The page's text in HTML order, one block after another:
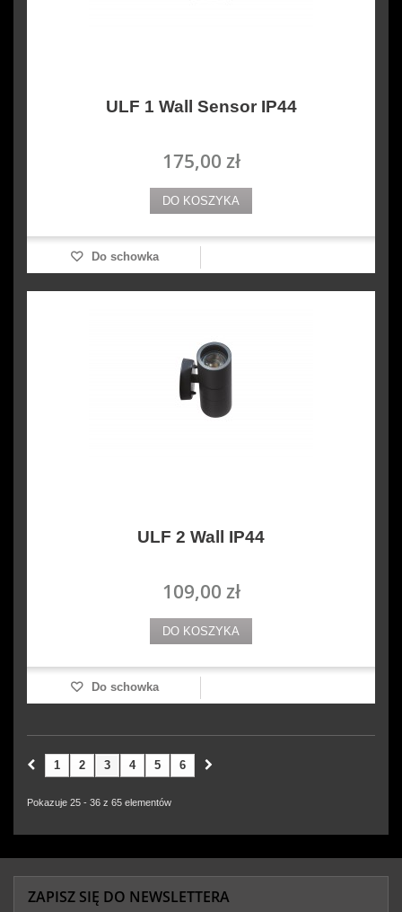
ULF 1 Wall Sensor IP44
175,00 zł
DO KOSZYKA
Do schowka
ULF 2 Wall IP44
109,00 zł
DO KOSZYKA
Do schowka
1 2 3 4 5 6
Pokazuje 25 - 36 z 65 elementów
ZAPISZ SIĘ DO NEWSLETTERA